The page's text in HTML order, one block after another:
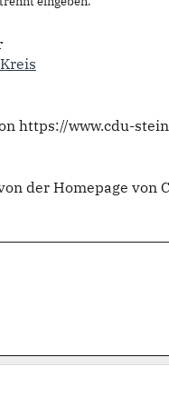
https://www.cdu-
der Homepage